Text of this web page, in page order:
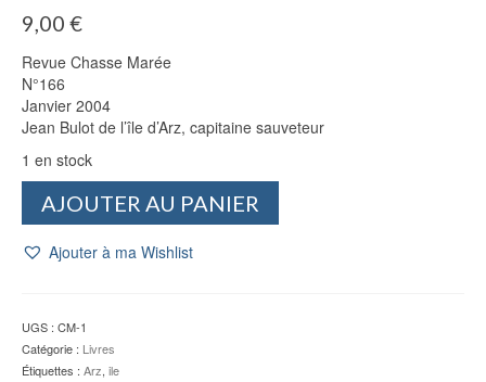
9,00 €
Revue Chasse Marée
N°166
Janvier 2004
Jean Bulot de l’île d’Arz, capitaine sauveteur
1 en stock
Chasse
Janvier
2004
AJOUTER AU PANIER
Ajouter à ma Wishlist
UGS : CM-1
Catégorie : Livres
Étiquettes : Arz, ile